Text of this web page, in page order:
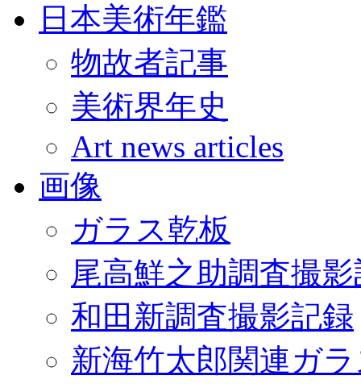
日本美術年鑑
物故者記事
美術界年史
Art news articles
画像
ガラス乾板
尾高鮮之助調査撮
和田新調査撮影記録
新海竹太郎関連ガ